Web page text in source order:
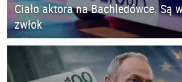
Ciało aktora na Bachledówce. Są
zwłok